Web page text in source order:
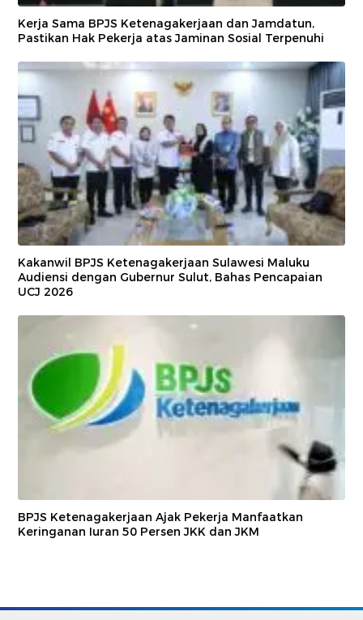
Kerja Sama BPJS Ketenagakerjaan dan Jamdatun,
Pastikan Hak Pekerja atas Jaminan Sosial Terpenuhi
Kakanwil BPJS Ketenagakerjaan Sulawesi Maluku
Audiensi dengan Gubernur Sulut, Bahas Pencapaian
UCJ 2026
BPJS Ketenagakerjaan Ajak Pekerja Manfaatkan
Keringanan Iuran 50 Persen JKK dan JKM